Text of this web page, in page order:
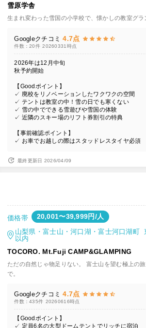
雪原学舎
生まれ変わった雪国の小学校で、懐かしの教室グラ
Googleクチコミ 4.7点
件数：20件 20260331時点
2026年は12月中旬
秋予約開始
【Goodポイント】
✓ 廃校をリノベーションしたワクワクの空間
✓ テントは教室の中！雪の日でも寒くない
✓ 雪の中でできる雪遊びや雪国の体験
✓ 近隣のスキー場のリフト券割引の特典
【事前確認ポイント】
✓ お車でお越しの際はスタッドレスタイヤ必須
最終更新日 2026/04/09
価格帯
20,001〜39,999円/人
山梨県・富士山・河口湖・富士河口湖町
以内
TOCORO. Mt.Fuji CAMP&GLAMPING
ただの自然じゃ物足りない。 富士山を望む極上の
で。
Googleクチコミ 4.7点
件数：435件 20260616時点
【Goodポイント】
✓ 定員6名の大型ドームテントでリッチに宿泊